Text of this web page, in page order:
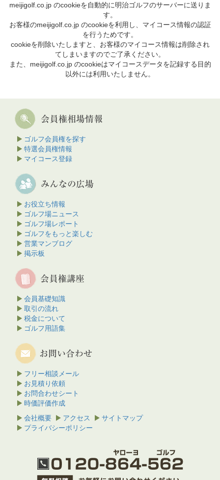
meijigolf.co.jp のcookieを自動的に明治ゴルフのサーバーに送りま
す。
お客様のmeijigolf.co.jp のcookieを利用し、マイコース情報の認証
を行うためです。
cookieを削除いたしますと、お客様のマイコース情報は削除され
てしまいますのでご了承ください。
また、meijigolf.co.jp のcookieはマイコースデータを記録する目的
以外には利用いたしません。
ゴルフ会員権を探す
特選会員権情報
マイコース登録
お役立ち情報
ゴルフ場ニュース
ゴルフ場レポート
ゴルフをもっと楽しむ
営業マンブログ
掲示板
会員基礎知識
取引の流れ
税金について
ゴルフ用語集
フリー相談メール
お見積り依頼
お問合わせシート
時価評価作成
会社概要
アクセス
サイトマップ
プライバシーポリシー